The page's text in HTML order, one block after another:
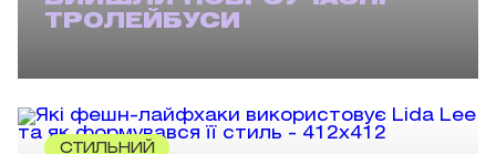
ТРОЛЕЙБУСИ
СТИЛЬНИЙ